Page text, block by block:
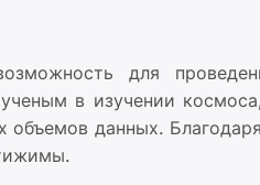
для
в изучении
объемов данных.